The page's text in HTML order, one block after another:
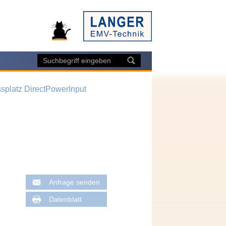
DirectPowerInput
Anfrage senden
Datenblatt